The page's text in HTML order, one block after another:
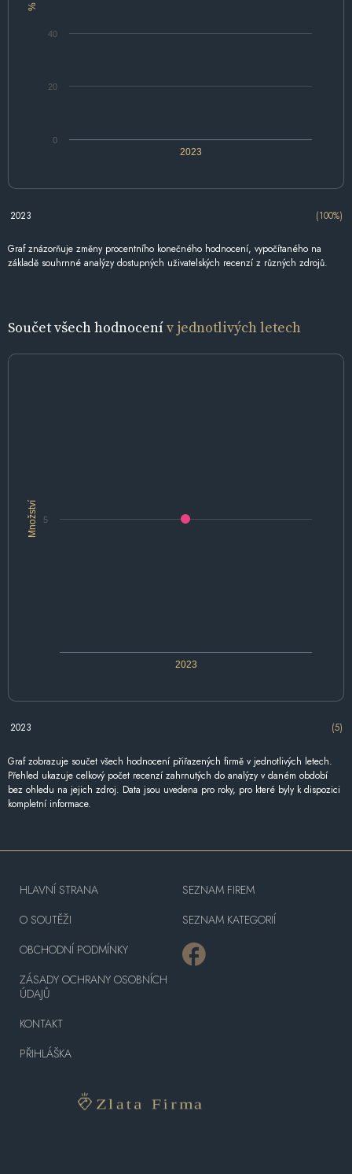
%
2023
0
20
40
2023 (100%)
Graf znázorňuje změny procentního konečného hodnocení, vypočítaného na
základě souhrnné analýzy dostupných uživatelských recenzí z různých zdrojů.
Součet všech hodnocenív jednotlivých letech
Množství
2023
5
2023 (5)
Graf zobrazuje součet všech hodnocení přiřazených firmě v jednotlivých letech.
Přehled ukazuje celkový počet recenzí zahrnutých do analýzy v daném období
bez ohledu na jejich zdroj. Data jsou uvedena pro roky, pro které byly k dispozici
kompletní informace.
HLAVNÍ STRANA
O SOUTĚŽI
OBCHODNÍ PODMÍNKY
ZÁSADY OCHRANY OSOBNÍCH
ÚDAJŮ
KONTAKT
PŘIHLÁŠKA
SEZNAM FIREM
SEZNAM KATEGORIÍ